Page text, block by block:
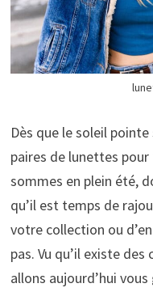
Dès que le soleil
paires de lunettes
sommes en plein été,
qu’il est temps de
votre collection ou
pas. Vu qu’il existe
allons aujourd’hui vous